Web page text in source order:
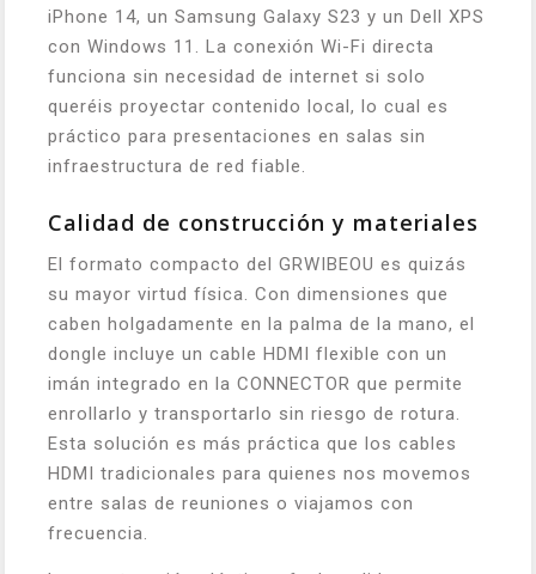
iPhone 14, un Samsung Galaxy S23 y un Dell XPS
con Windows 11. La conexión Wi-Fi directa
funciona sin necesidad de internet si solo
queréis proyectar contenido local, lo cual es
práctico para presentaciones en salas sin
infraestructura de red fiable.
Calidad de construcción y materiales
El formato compacto del GRWIBEOU es quizás
su mayor virtud física. Con dimensiones que
caben holgadamente en la palma de la mano, el
dongle incluye un cable HDMI flexible con un
imán integrado en la CONNECTOR que permite
enrollarlo y transportarlo sin riesgo de rotura.
Esta solución es más práctica que los cables
HDMI tradicionales para quienes nos movemos
entre salas de reuniones o viajamos con
frecuencia.